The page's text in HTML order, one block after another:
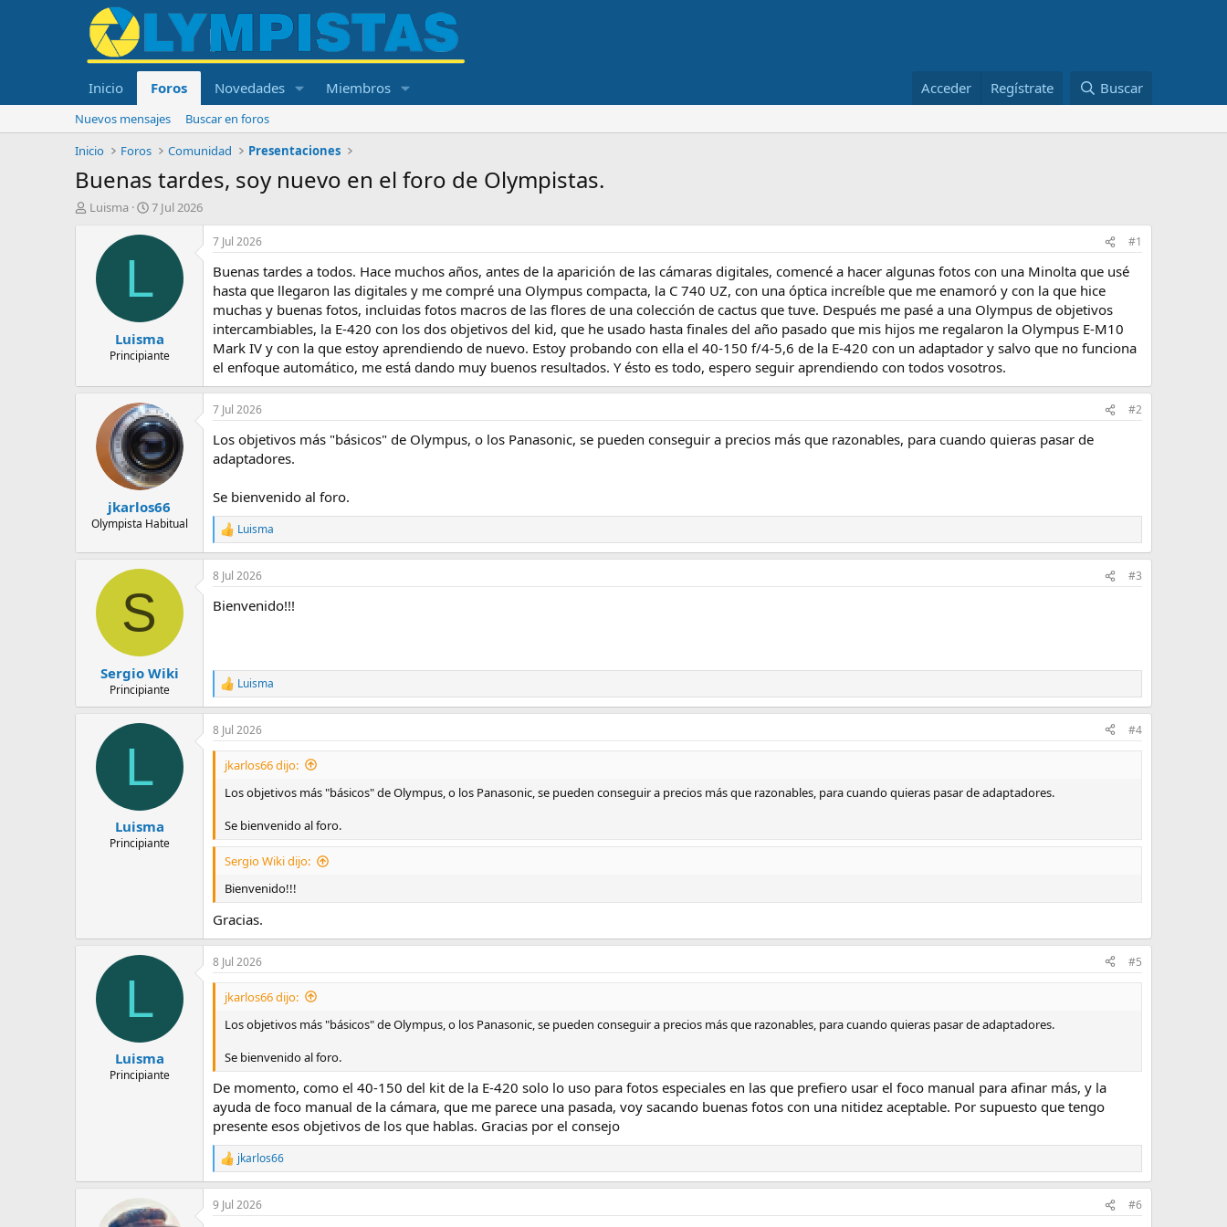
Inicio Foros Novedades Miembros Acceder Regístrate Buscar
Nuevos mensajes
Buscar en foros
Inicio
Foros Comunidad Presentaciones
Buenas tardes, soy nuevo en el foro de Olympistas.
I
l
m
Luisma
F
c
d
i
n
i
i
o
7 Jul 2026
L
Luisma
Principiante
7 Jul 2026 #1
Buenas tardes a todos. Hace muchos años, antes de la aparición de las cámaras digitales, comencé a hacer algunas fotos con una Minolta que usé
hasta que llegaron las digitales y me compré una Olympus compacta, la C 740 UZ, con una óptica increíble que me enamoró y con la que hice
muchas y buenas fotos, incluidas fotos macros de las flores de una colección de cactus que tuve. Después me pasé a una Olympus de objetivos
intercambiables, la E-420 con los dos objetivos del kid, que he usado hasta finales del año pasado que mis hijos me regalaron la Olympus E-M10
Mark IV y con la que estoy aprendiendo de nuevo. Estoy probando con ella el 40-150 f/4-5,6 de la E-420 con un adaptador y salvo que no funciona
el enfoque automático, me está dando muy buenos resultados. Y ésto es todo, espero seguir aprendiendo con todos vosotros.
jkarlos66
Olympista Habitual
7 Jul 2026 #2
Los objetivos más "básicos" de Olympus, o los Panasonic, se pueden conseguir a precios más que razonables, para cuando quieras pasar de
adaptadores.
Se bienvenido al foro.
R
e
a
c
i
s
Luisma
S
Sergio Wiki
Principiante
8 Jul 2026 #3
Bienvenido!!!
R
e
a
c
c
o
Luisma
L
Luisma
Principiante
8 Jul 2026 #4
jkarlos66 dijo:
Los objetivos más "básicos" de Olympus, o los Panasonic, se pueden conseguir a precios más que razonables, para cuando quieras pasar de adaptadores.
Se bienvenido al foro.
Sergio Wiki dijo:
Bienvenido!!!
Gracias.
L
Luisma
Principiante
8 Jul 2026 #5
jkarlos66 dijo:
Los objetivos más "básicos" de Olympus, o los Panasonic, se pueden conseguir a precios más que razonables, para cuando quieras pasar de adaptadores.
Se bienvenido al foro.
De momento, como el 40-150 del kit de la E-420 solo lo uso para fotos especiales en las que prefiero usar el foco manual para afinar más, y la
ayuda de foco manual de la cámara, que me parece una pasada, voy sacando buenas fotos con una nitidez aceptable. Por supuesto que tengo
presente esos objetivos de los que hablas. Gracias por el consejo
R
e
a
c
jkarlos66
9 Jul 2026 #6